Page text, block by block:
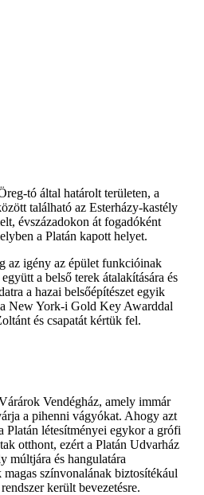
tó által határolt területen, a
található az Esterházy-kastély
évszázadokon át fogadóként
a Platán kapott helyet.
az igény az épület funkcióinak
a belső terek átalakítására és
a hazai belsőépítészet egyik
New York-i Gold Key Awarddal
és csapatát kértük fel.
Vendégház, amely immár
a pihenni vágyókat. Ahogy azt
Platán létesítményei egykor a grófi
otthont, ezért a Platán Udvarház
múltjára és hangulatára
színvonalának biztosítékául
került bevezetésre.